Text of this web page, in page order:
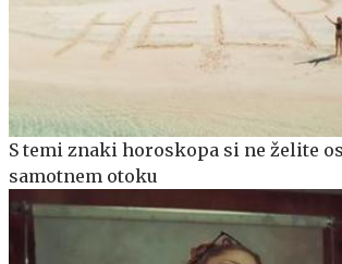
S temi znaki horoskopa si ne želite
samotnem otoku